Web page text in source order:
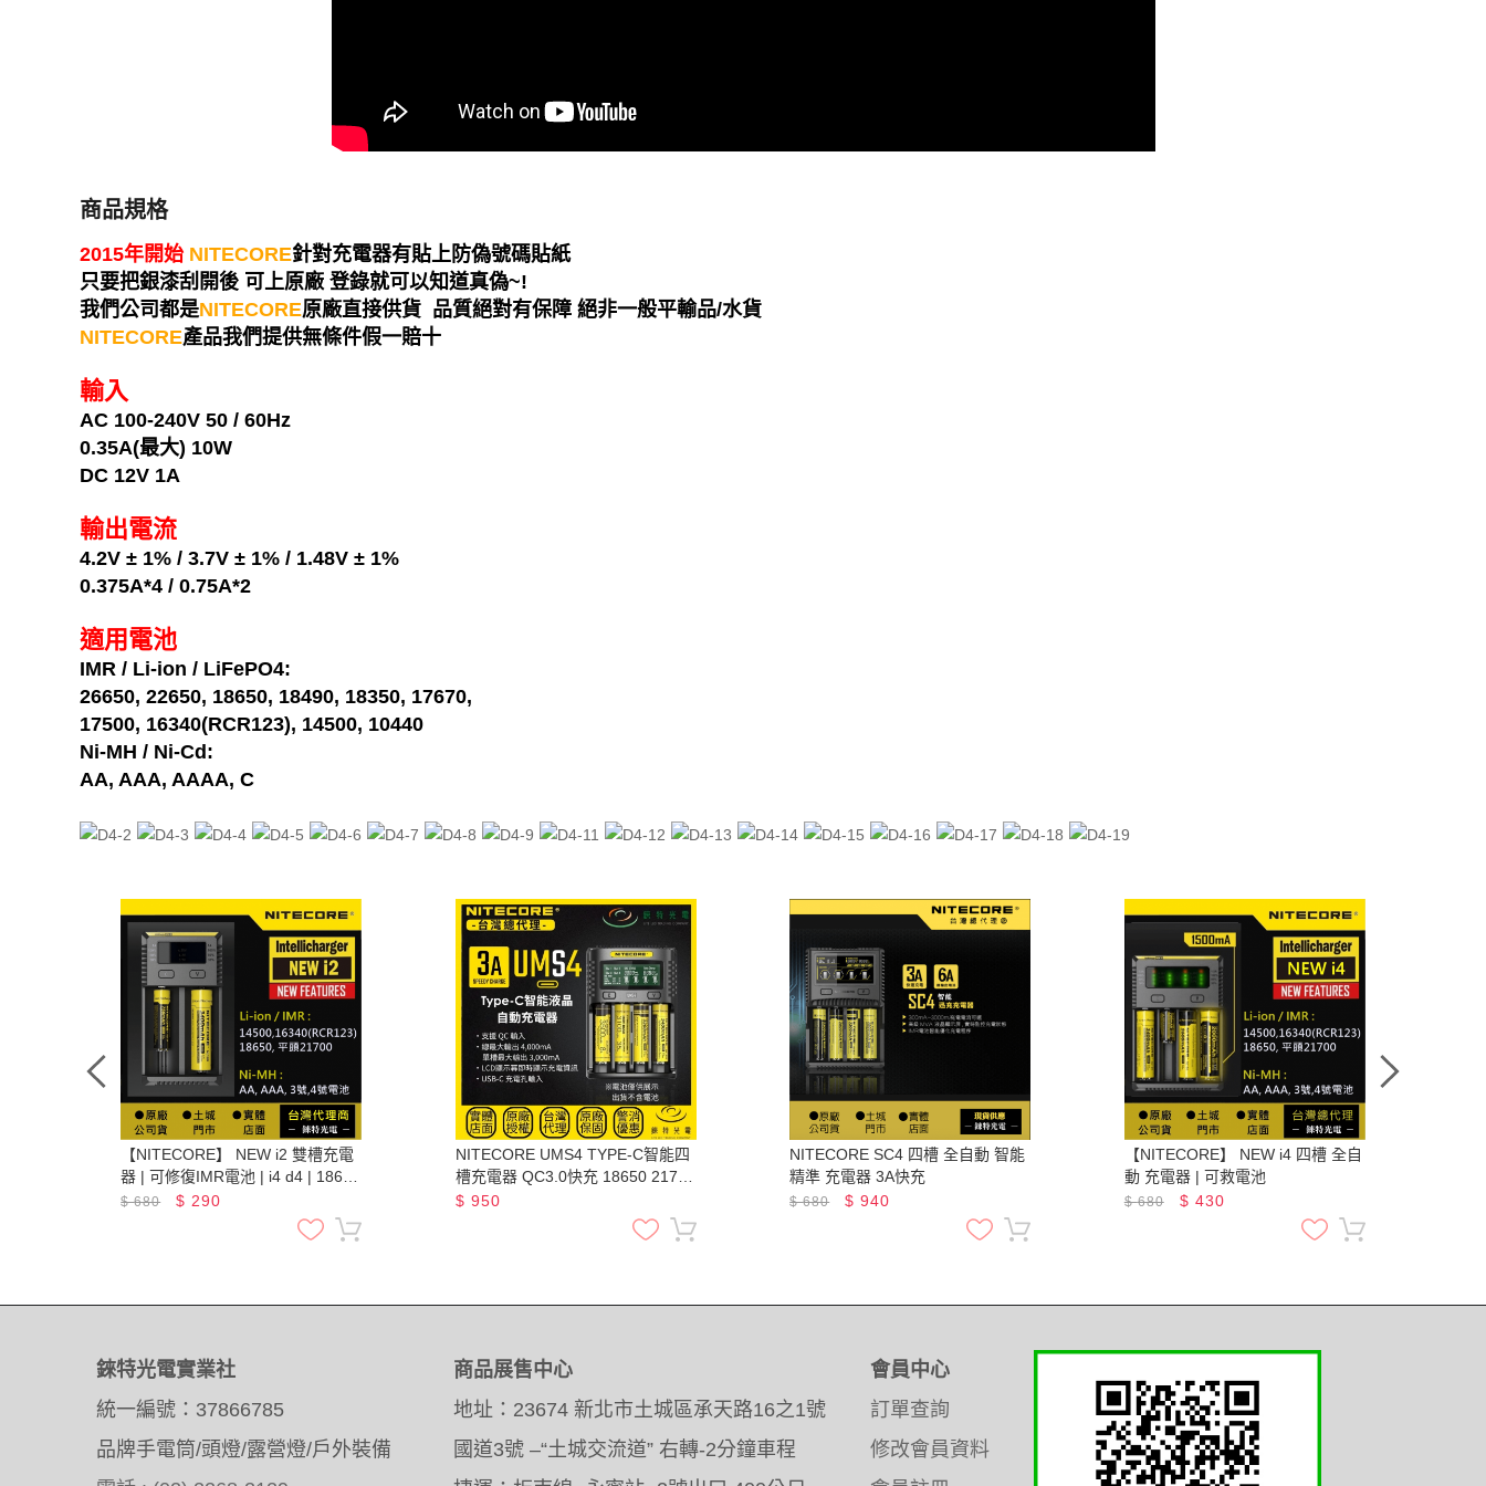
商品規格
2015年開始 NITECORE針對充電器有貼上防偽號碼貼紙
只要把銀漆刮開後 可上原廠 登錄就可以知道真偽~!
我們公司都是NITECORE原廠直接供貨 品質絕對有保障 絕非一般平輸品/水貨
NITECORE產品我們提供無條件假一賠十
輸入
AC 100-240V 50 / 60Hz
0.35A(最大) 10W
DC 12V 1A
輸出電流
4.2V ± 1% / 3.7V ± 1% / 1.48V ± 1%
0.375A*4 / 0.75A*2
適用電池
IMR / Li-ion / LiFePO4:
26650, 22650, 18650, 18490, 18350, 17670,
17500, 16340(RCR123), 14500, 10440
Ni-MH / Ni-Cd:
AA, AAA, AAAA, C
【NITECORE】 NEW i2 雙槽充電
器 | 可修復IMR電池 | i4 d4 | 18650
3號 4號 16340 | 可充 3.7V和4.35V
$680 $ 290
NITECORE UMS4 TYPE-C智能四
槽充電器 QC3.0快充 18650 21700
鋰電池 AA AAA 鎳氫
$ 950
NITECORE SC4 四槽 全自動 智能
精準 充電器 3A快充
$680 $940
【NITECORE】 NEW i4 四槽 全自
動 充電器 | 可救電池
$680 $ 430
錸特光電實業社
統一編號：37866785
品牌手電筒/頭燈/露營燈/戶外裝備
商品展售中心
地址：23674 新北市土城區承天路16之1號
國道3號 –“土城交流道” 右轉-2分鐘車程
會員中心
訂單查詢
修改會員資料